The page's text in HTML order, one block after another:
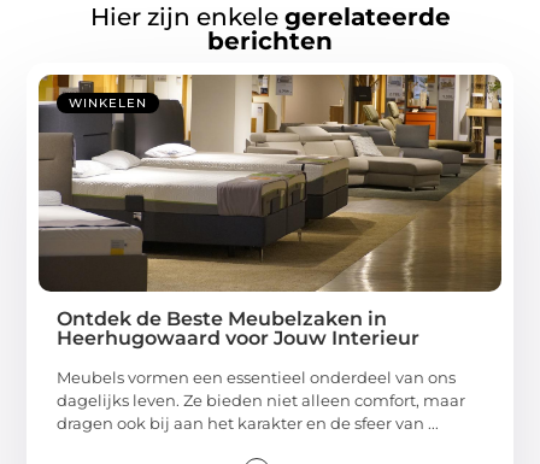
Hier zijn enkele gerelateerde
berichten
WINKELEN
Ontdek de Beste Meubelzaken in
Heerhugowaard voor Jouw Interieur
Meubels vormen een essentieel onderdeel van ons
dagelijks leven. Ze bieden niet alleen comfort, maar
dragen ook bij aan het karakter en de sfeer van ...